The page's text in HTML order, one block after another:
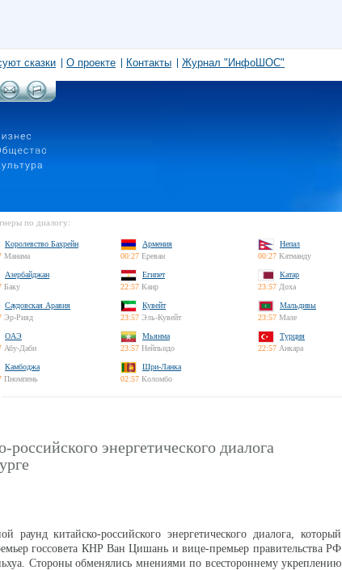
сказки О проекте Контакты Журнал "ИнфоШОС"
по диалогу:
Королевство Бахрейн
Манама
Армения
00:27 Ереван
Непал
00:27 Катманду
Азербайджан
Баку
Египет
22:57 Каир
Катар
23:57 Доха
Саудовская Аравия
Эр-Рияд
Кувейт
23:57 Эль-Кувейт
Мальдивы
23:57 Мале
ОАЭ
Абу-Даби
Мьянма
23:57 Нейпьидо
Турция
22:57 Анкара
Камбоджа
Пномпень
Шри-Ланка
02:57 Коломбо
энергетического диалога
раунд китайско-российского энергетического диалога, который
госсовета КНР Ван Цишань и вице-премьер правительства РФ
Стороны обменялись мнениями по всестороннему укреплению